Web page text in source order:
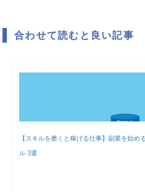
合わせて読むと良い記事
【スキルを磨くと稼げる仕事】副業を始め
ル 3選